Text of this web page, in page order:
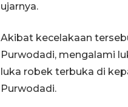
ujarnya.
Akibat kecelakaan
Purwodadi, mengalami
luka robek terbuka di
Purwodadi.